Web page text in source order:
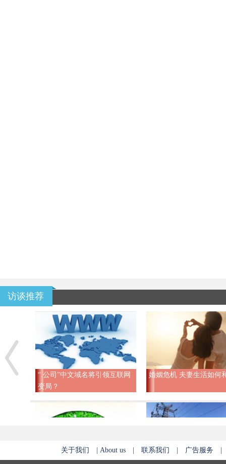
访谈推荐
“.公司”中文域名将引领互联网
变局？
婚姻危机 夫妻生活如何
关于我们 |About us |联系我们 广告服务